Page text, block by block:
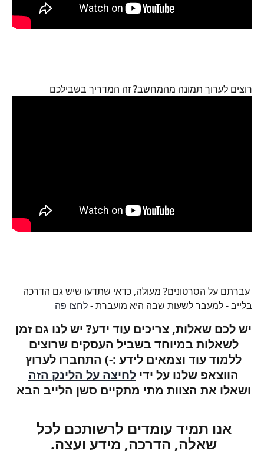
רוצים לערוך תמונה מהמחשב? זה המדריך בשבילכם
עברתם על הסרטונים? מעולה, כדאי שתדעו שיש גם הדרכה
בלייב - למעבר לשעות שבה היא מועברת - לחצו פה
יש לכם שאלות, צריכים עוד ידע? יש לנו גם זמן
לשאלות במיוחד בשביל העסקים שרוצים
ללמוד עוד וצמאים לידע :-) התחברו לערוץ
הווצאפ שלנו על ידי לחיצה על הלינק הזה
ושאלו את הצוות מתי מתקיים סשן הלייב הבא
אנו תמיד עומדים לרשותכם לכל
שאלה, הדרכה, מידע ועצה.